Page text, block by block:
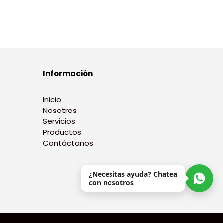
Información
Inicio
Nosotros
Servicios
Productos
Contáctanos
¿Necesitas ayuda? Chatea
con nosotros